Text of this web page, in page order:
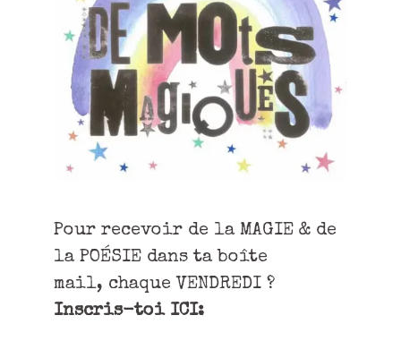
Pour recevoir de la MAGIE & de
la POÉSIE dans ta boîte
mail, chaque VENDREDI ?
Inscris-toi ICI: